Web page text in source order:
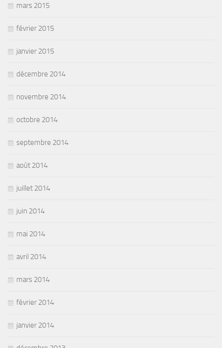
mars 2015
février 2015
janvier 2015
décembre 2014
novembre 2014
octobre 2014
septembre 2014
août 2014
juillet 2014
juin 2014
mai 2014
avril 2014
mars 2014
février 2014
janvier 2014